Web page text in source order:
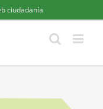
ciudadanía